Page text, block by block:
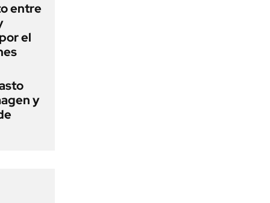
entre
el
y